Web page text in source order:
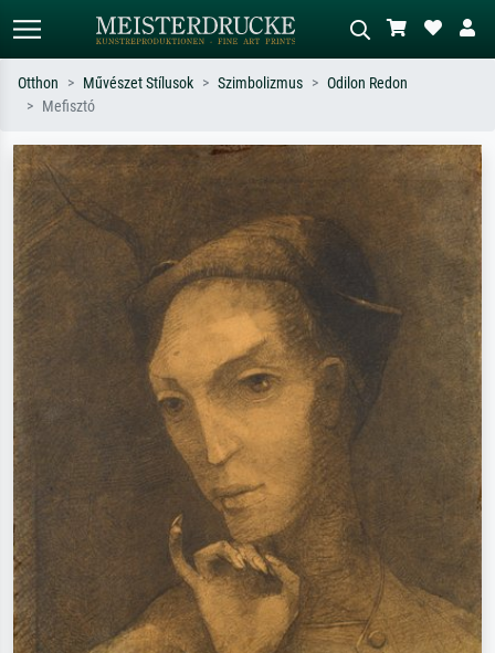
Keressen művész, műcím vagy stílus
szerint – pl. Monet, Csillagos éj,
impresszionizmus, Hokusai-hullám,
akt.
Írja le a jelenetet – pl. zöld rét, sok
piros absztrakt, sötét olajkép, álló akt
Otthon Művészet Stílusok Szimbolizmus
Odilon Redon
Mefisztó